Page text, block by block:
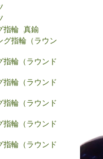
指輪 真鍮
グ指輪（ラウン
指輪（ラウンド
指輪（ラウンド
指輪（ラウンド
指輪（ラウンド
指輪（ラウンド